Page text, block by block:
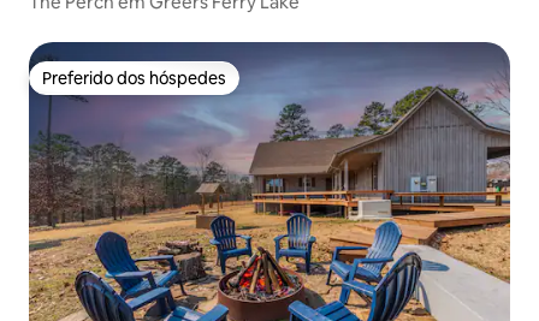
Preferido dos hóspedes
Preferido dos hóspedes